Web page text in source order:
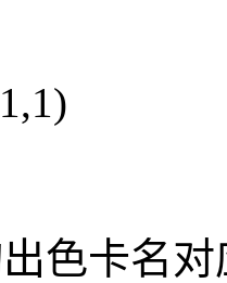
色卡名